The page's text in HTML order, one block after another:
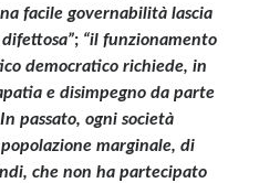
facile governabilità lascia
; “il funzionamento
democratico richiede, in
e disimpegno da parte
passato, ogni società
marginale, di
che non ha partecipato